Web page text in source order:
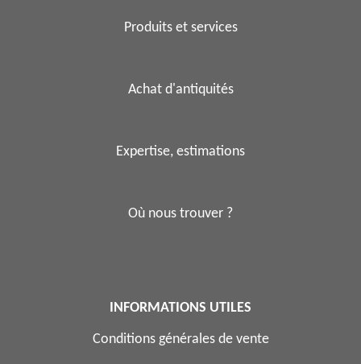
Produits et services
Achat d'antiquités
Expertise, estimations
Où nous trouver ?
INFORMATIONS UTILES
Conditions générales de vente